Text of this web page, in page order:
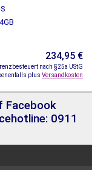
234,95 €
nach §25a UStG
plus Versandkosten
Facebook
0911